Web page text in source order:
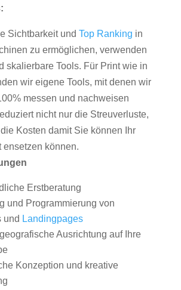
Sichtbarkeit und Top Ranking in
zu ermöglichen, verwenden
skalierbare Tools. Für Print wie in
wir eigene Tools, mit denen wir
messen und nachweisen
nicht nur die Streuverluste,
Kosten damit Sie können Ihr
ensetzen können.
Erstberatung
und Programmierung von
und Landingpages
Ausrichtung auf Ihre
Konzeption und kreative